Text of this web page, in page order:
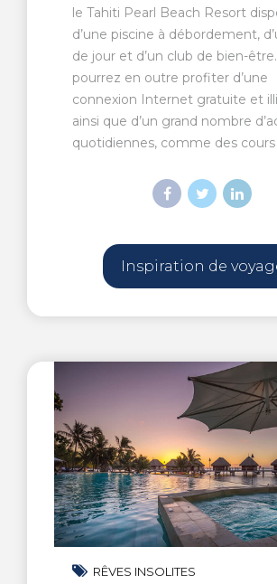
le Tahiti Pearl Beach Resort
d’une piscine à débordement,
de jour et d’un club de bien-
pourrez en outre profiter d’une
connexion Internet gratuite et
ainsi que d’un grand nombre
quotidiennes, comme des cours
Inspiration de
RÊVES INSOLITES